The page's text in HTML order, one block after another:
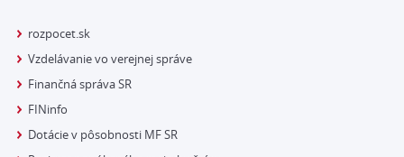
rozpocet.sk
Vzdelávanie vo verejnej správe
Finančná správa SR
FINinfo
Dotácie v pôsobnosti MF SR